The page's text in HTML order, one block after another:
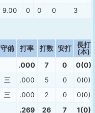
9.00 0 0 0 3
守備 打率 打数 安打
長打
(本)
.000 7 0 0(0)
三 .000 5 0 0(0)
三 .000 2 0 0(0)
.269 26 7 1(0)